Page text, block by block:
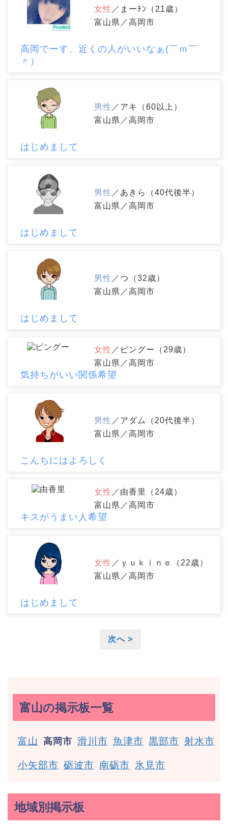
女性 ／まーﾁﾝ（21歳）
富山県／高岡市
高岡でーす、近くの人がいいなぁ(￣ｍ￣
〃）
男性 ／アキ（60以上）
富山県／高岡市
はじめまして
男性 ／あきら（40代後半）
富山県／高岡市
はじめまして
男性 ／つ（32歳）
富山県／高岡市
はじめまして
女性 ／ピングー（29歳）
富山県／高岡市
気持ちがいい関係希望
男性 ／アダム（20代後半）
富山県／高岡市
こんちにはよろしく
女性 ／由香里（24歳）
富山県／高岡市
キスがうまい人希望
女性 ／ｙｕｋｉｎｅ（22歳）
富山県／高岡市
はじめまして
次へ >
富山の掲示板一覧
富山 高岡市 滑川市 魚津市 黒部市 射水市
小矢部市 砺波市 南砺市 氷見市
地域別掲示板